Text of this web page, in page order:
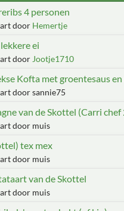
4 personen
door Hemertje
ei
door Jootje1710
Kofta met groentesaus
door sannie75
van de Skottel (Carri chef
door muis
tex mex
door muis
van de Skottel
door muis